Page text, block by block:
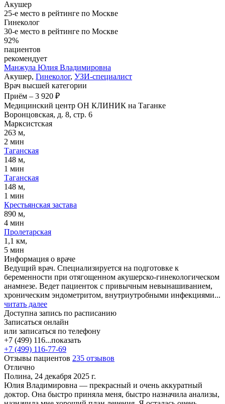
Акушер
25-е место в рейтинге по Москве
Гинеколог
30-е место в рейтинге по Москве
92%
пациентов
рекомендует
Манжула Юлия Владимировна
Акушер, Гинеколог, УЗИ-специалист
Врач высшей категории
Приём – 3 920 ₽
Медицинский центр ОН КЛИНИК на Таганке
Воронцовская, д. 8, стр. 6
Марксистская
263 м,
2 мин
Таганская
148 м,
1 мин
Таганская
148 м,
1 мин
Крестьянская застава
890 м,
4 мин
Пролетарская
1,1 км,
5 мин
Информация о враче
Ведущий врач. Специализируется на подготовке к
беременности при отягощенном акушерско-гинекологическом
анамнезе. Ведет пациенток с привычным невынашиванием,
хроническим эндометритом, внутриутробными инфекциями...
читать далее
Доступна запись по расписанию
Записаться онлайн
или записаться по телефону
+7 (499) 116...показать
+7 (499) 116-77-69
Отзывы пациентов 235 отзывов
Отлично
Полина, 24 декабря 2025 г.
Юлия Владимировна — прекрасный и очень аккуратный
доктор. Она быстро приняла меня, быстро назначила анализы,